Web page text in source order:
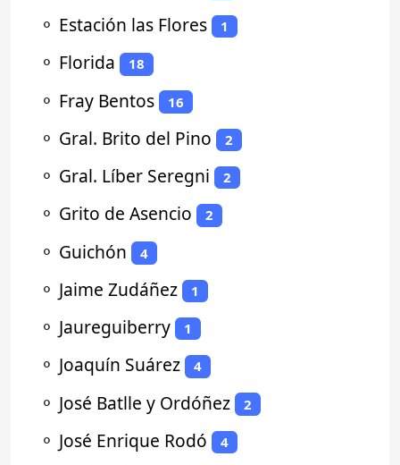
⚬ Estación las Flores 1
⚬ Florida 18
⚬ Fray Bentos 16
⚬ Gral. Brito del Pino 2
⚬ Gral. Líber Seregni 2
⚬ Grito de Asencio 2
⚬ Guichón 4
⚬ Jaime Zudáñez 1
⚬ Jaureguiberry 1
⚬ Joaquín Suárez 4
⚬ José Batlle y Ordóñez 2
⚬ José Enrique Rodó 4